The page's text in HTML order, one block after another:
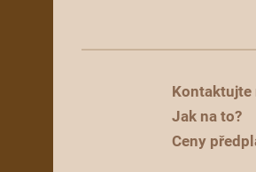
Kontaktujte
Jak na to?
Ceny